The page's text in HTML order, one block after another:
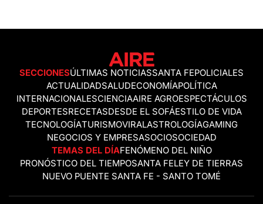
SECCIONESÚLTIMAS NOTICIASSANTA FEPOLICIALES
ACTUALIDADSALUDECONOMÍAPOLÍTICA
INTERNACIONALESCIENCIAAIRE AGROESPECTÁCULOS
DEPORTESRECETASDESDE EL SOFÁESTILO DE VIDA
TECNOLOGÍATURISMOVIRALASTROLOGÍAGAMING
NEGOCIOS Y EMPRESASOCIOSOCIEDAD
TEMAS DEL DÍAFENÓMENO DEL NIÑO
PRONÓSTICO DEL TIEMPOSANTA FELEY DE TIERRAS
NUEVO PUENTE SANTA FE - SANTO TOMÉ